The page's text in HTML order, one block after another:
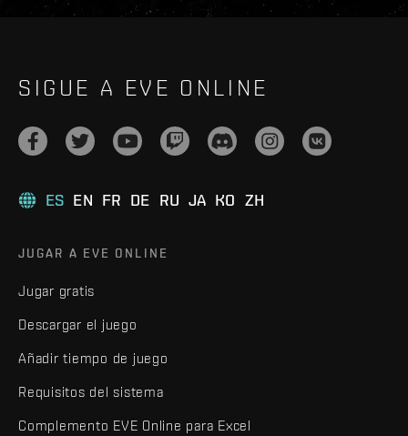
SIGUE A EVE ONLINE
ES EN FR DE RU JA KO ZH
JUGAR A EVE ONLINE
Jugar gratis
Descargar el juego
Añadir tiempo de juego
Requisitos del sistema
Complemento EVE Online para Excel